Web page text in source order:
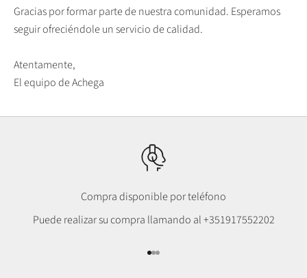
Gracias por formar parte de nuestra comunidad. Esperamos
seguir ofreciéndole un servicio de calidad.
Atentamente,
El equipo de Achega
Compra disponible por teléfono
Puede realizar su compra llamando al+351917552202
Ir al punto 1
Ir al punto 2
Ir al punto 3